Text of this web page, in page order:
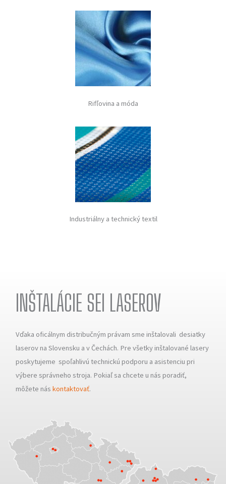
Rifľovina a móda
Industriálny a technický textil
INŠTALÁCIE SEI LASEROV
Vďaka oficálnym distribučným právam sme inštalovali desiatky
laserov na Slovensku a v Čechách. Pre všetky inštalované lasery
poskytujeme spoľahlivú technickú podporu a asistenciu pri
výbere správneho stroja. Pokiaľ sa chcete u nás poradiť,
môžete náskontaktovať.